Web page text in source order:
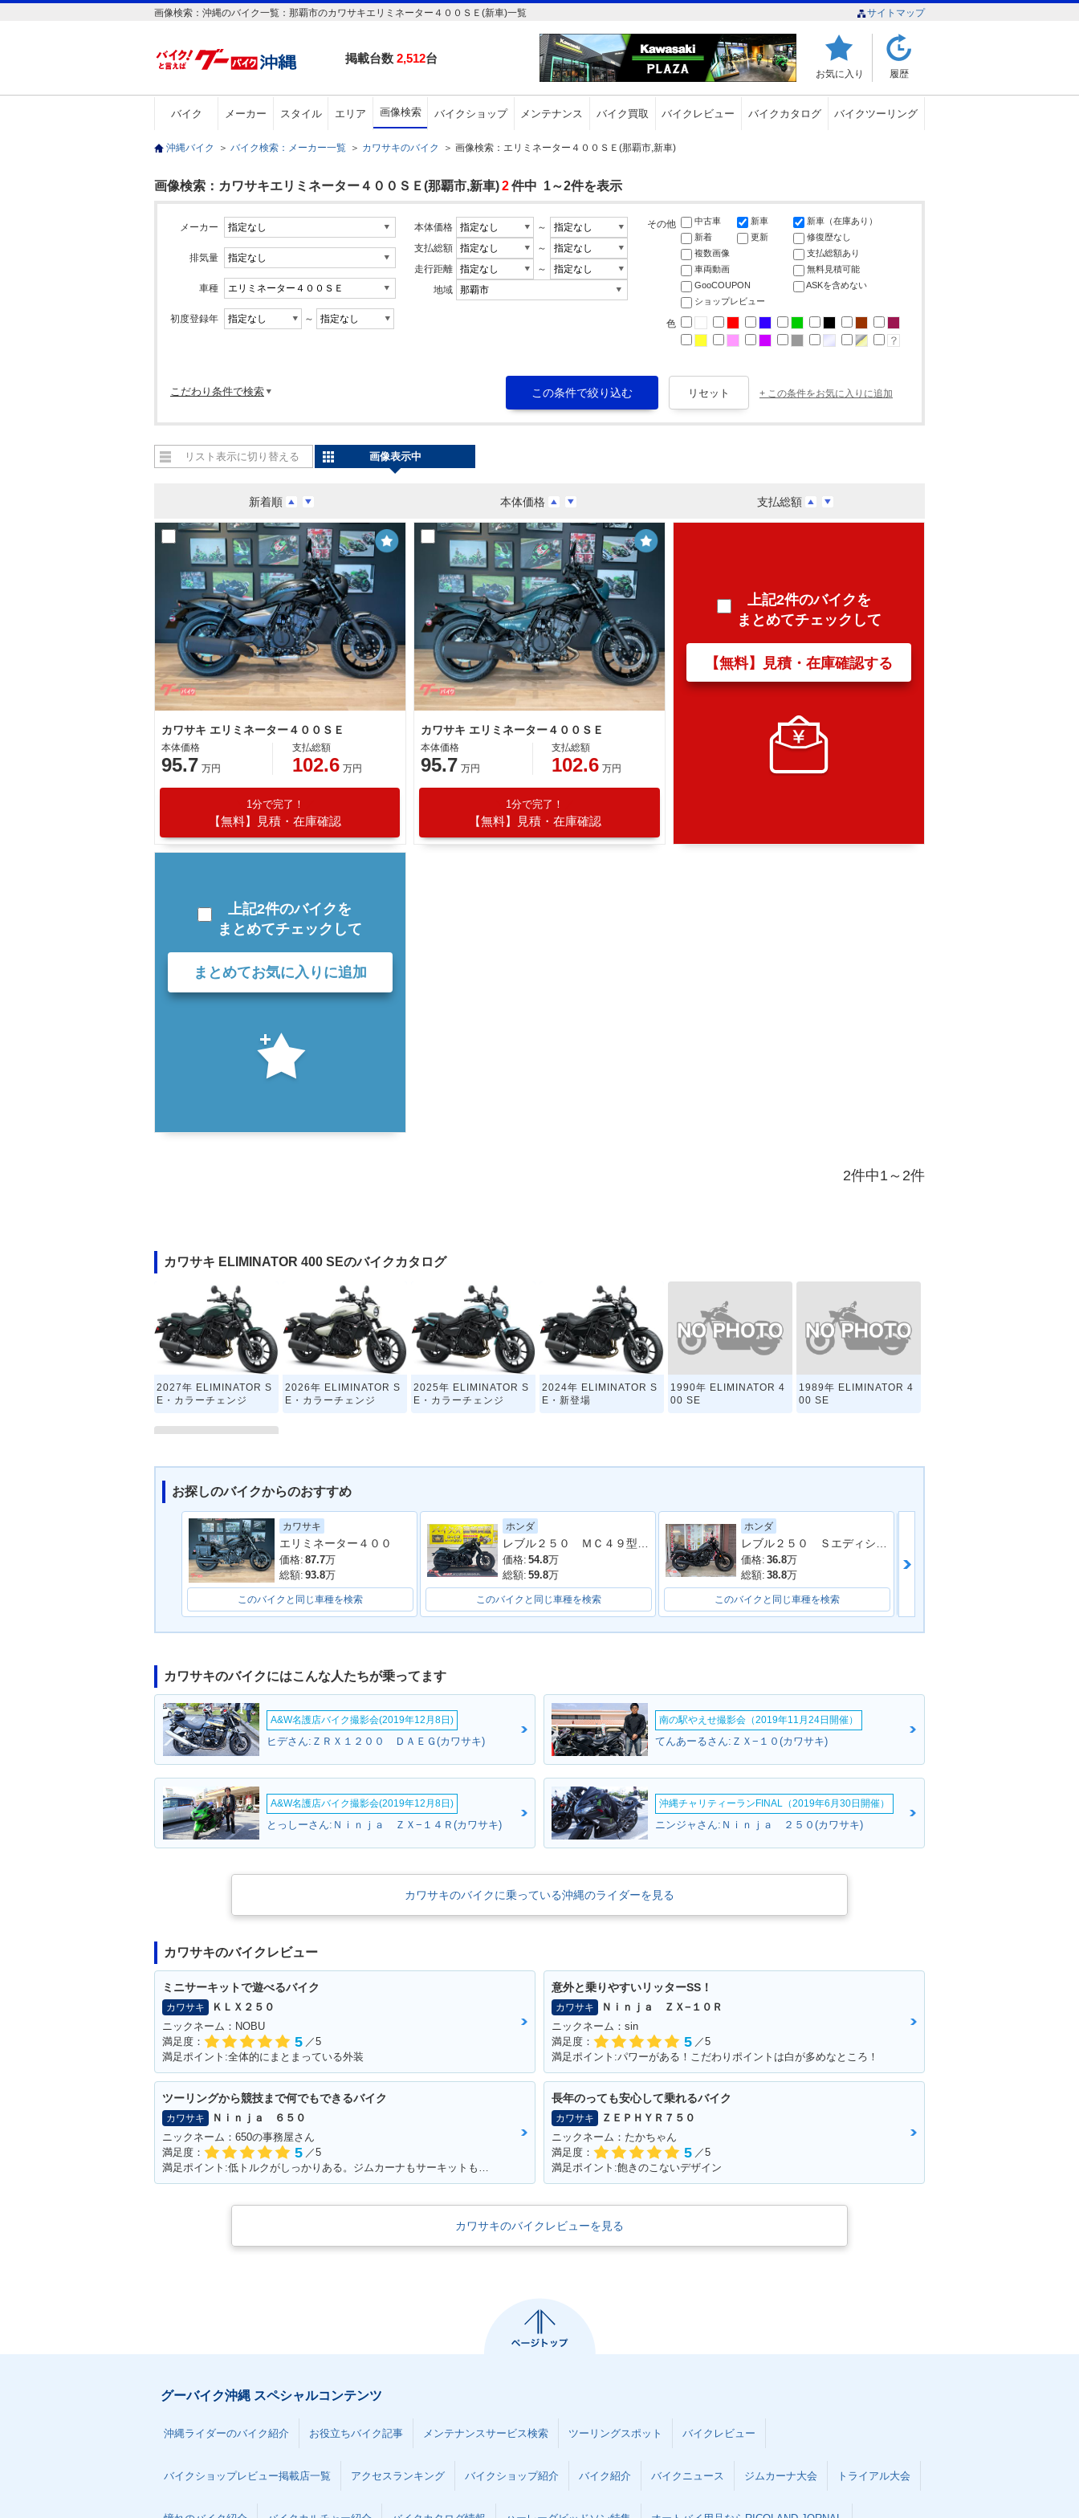
画像検索：沖縄のバイク一覧：那覇市のカワサキエリミネーター４００ＳＥ(新車)一覧 サイトマップ
掲載台数 2,512台
お気に入り 履歴
バイク メーカー スタイル エリア 画像検索 バイクショップ メンテナンス バイク買取 バイクレビュー バイクカタログ バイクツーリング
沖縄バイク ＞ バイク検索：メーカー一覧 ＞ カワサキのバイク ＞ 画像検索：エリミネーター４００ＳＥ(那覇市,新車)
画像検索：カワサキエリミネーター４００ＳＥ(那覇市,新車)2件中 1～2件を表示
メーカー
排気量
車種
初度登録年 ～
本体価格
～
支払総額
～
走行距離
～
地域
その他 中古車 新車
新車（在庫あり）
新着
更新
修復歴なし
複数画像
支払総額あり
車両動画
無料見積可能
GooCOUPON
ASKを含めない
ショップレビュー
色
こだわり条件で検索 + この条件をお気に入りに追加
新着順 本体価格 支払総額
リスト表示に切り替える 画像表示中
カワサキ エリミネーター４００ＳＥ
本体価格
95.7 万円
支払総額
102.6 万円
1分で完了！
【無料】見積・在庫確認
カワサキ エリミネーター４００ＳＥ
本体価格
95.7 万円
支払総額
102.6 万円
1分で完了！
【無料】見積・在庫確認
上記2件のバイクを
まとめてチェックして
【無料】見積・在庫確認する
上記2件のバイクを
まとめてチェックして
まとめてお気に入りに追加
2件中1～2件
カワサキ ELIMINATOR 400 SEのバイクカタログ
2027年 ELIMINATOR S
E・カラーチェンジ
2026年 ELIMINATOR S
E・カラーチェンジ
2025年 ELIMINATOR S
E・カラーチェンジ
2024年 ELIMINATOR S
E・新登場
1990年 ELIMINATOR 4
00 SE
1989年 ELIMINATOR 4
00 SE
1988年 ELIMINATOR 4
お探しのバイクからのおすすめ
カワサキ
エリミネーター４００
価格: 87.7万
総額: 93.8万
このバイクと同じ車種を検索
ホンダ
価格: 54.8万
総額: 59.8万
このバイクと同じ車種を検索
ホンダ
価格: 36.8万
総額: 38.8万
このバイクと同じ車種を検索
カワサキのバイクにはこんな人たちが乗ってます
A&W名護店バイク撮影会(2019年12月8日)
ヒデさん:ＺＲＸ１２００ ＤＡＥＧ(カワサキ)
南の駅やえせ撮影会（2019年11月24日開催）
てんあーるさん:ＺＸ−１０(カワサキ)
A&W名護店バイク撮影会(2019年12月8日)
とっしーさん:Ｎｉｎｊａ ＺＸ−１４Ｒ(カワサキ)
沖縄チャリティーランFINAL（2019年6月30日開催）
ニンジャさん:Ｎｉｎｊａ ２５０(カワサキ)
カワサキのバイクに乗っている沖縄のライダーを見る
カワサキのバイクレビュー
ミニサーキットで遊べるバイク
カワサキ
ＫＬＸ２５０
ニックネーム：NOBU
満足度：
5 ／5
満足ポイント:全体的にまとまっている外装
意外と乗りやすいリッターSS！
カワサキ
Ｎｉｎｊａ ＺＸ−１０Ｒ
ニックネーム：sin
満足度：
5 ／5
満足ポイント:パワーがある！こだわりポイントは白が多めなところ！
ツーリングから競技まで何でもできるバイク
カワサキ
Ｎｉｎｊａ ６５０
ニックネーム：650の事務屋さん
満足度：
5 ／5
長年のっても安心して乗れるバイク
カワサキ
ＺＥＰＨＹＲ７５０
ニックネーム：たかちゃん
満足度：
5 ／5
満足ポイント:飽きのこないデザイン
カワサキのバイクレビューを見る
グーバイク沖縄 スペシャルコンテンツ
沖縄ライダーのバイク紹介 お役立ちバイク記事 メンテナンスサービス検索 ツーリングスポット バイクレビュー
バイクショップレビュー掲載店一覧 アクセスランキング バイクショップ紹介 バイク紹介 バイクニュース ジムカーナ大会 トライアル大会